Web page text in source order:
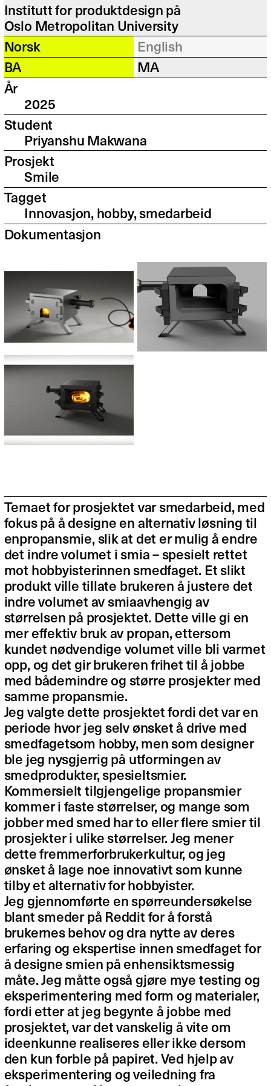
Institutt for produktdesign på
Oslo Metropolitan University
Norsk
English
BA
MA
År
2025
Student
Priyanshu Makwana
Prosjekt
Smile
Tagget
Innovasjon, hobby, smedarbeid
Dokumentasjon
Temaet for prosjektet var smedarbeid, med
fokus på å designe en alternativ løsning til
enpropansmie, slik at det er mulig å endre
det indre volumet i smia – spesielt rettet
mot hobbyisterinnen smedfaget. Et slikt
produkt ville tillate brukeren å justere det
indre volumet av smiaavhengig av
størrelsen på prosjektet. Dette ville gi en
mer effektiv bruk av propan, ettersom
kundet nødvendige volumet ville bli varmet
opp, og det gir brukeren frihet til å jobbe
med bådemindre og større prosjekter med
samme propansmie.
Jeg valgte dette prosjektet fordi det var en
periode hvor jeg selv ønsket å drive med
smedfagetsom hobby, men som designer
ble jeg nysgjerrig på utformingen av
smedprodukter, spesieltsmier.
Kommersielt tilgjengelige propansmier
kommer i faste størrelser, og mange som
jobber med smed har to eller flere smier til
prosjekter i ulike størrelser. Jeg mener
dette fremmerforbrukerkultur, og jeg
ønsket å lage noe innovativt som kunne
tilby et alternativ for hobbyister.
Jeg gjennomførte en spørreundersøkelse
blant smeder på Reddit for å forstå
brukernes behov og dra nytte av deres
erfaring og ekspertise innen smedfaget for
å designe smien på enhensiktsmessig
måte. Jeg måtte også gjøre mye testing og
eksperimentering med form og materialer,
fordi etter at jeg begynte å jobbe med
prosjektet, var det vanskelig å vite om
ideenkunne realiseres eller ikke dersom
den kun forble på papiret. Ved hjelp av
eksperimentering og veiledning fra